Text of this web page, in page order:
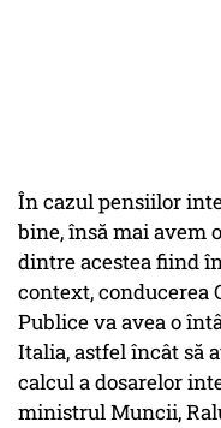
În cazul pensiilor
bine, însă mai avem
dintre acestea fiind
context, conducerea
Publice va avea o
Italia, astfel încât să
calcul a dosarelor
ministrul Muncii,